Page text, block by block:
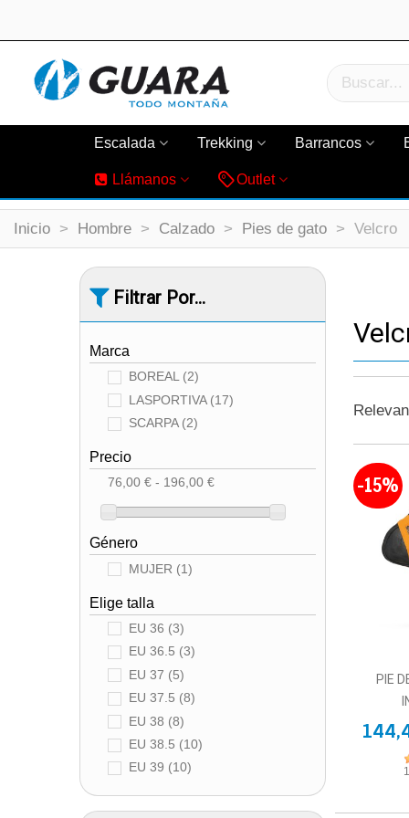
Escalada Trekking Barrancos
Llámanos Outlet
Inicio > Hombre > Calzado > Pies de gato > Velcro
Filtrar Por...
Marca
BOREAL (2)
LASPORTIVA (17)
SCARPA (2)
Precio
76,00 € - 196,00 €
Género
MUJER (1)
Elige talla
EU 36 (3)
EU 36.5 (3)
EU 37 (5)
EU 37.5 (8)
EU 38 (8)
EU 38.5 (10)
EU 39 (10)
EU 40(9)
-15%
PIE